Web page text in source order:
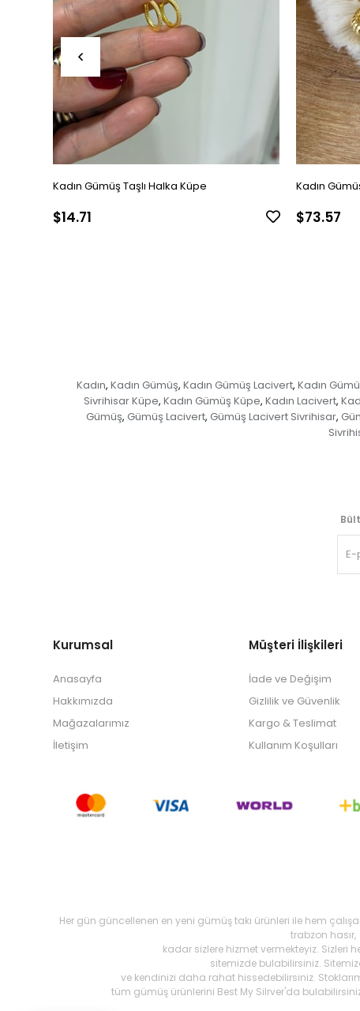
Kadın Gümüş Taşlı Halka Küpe
$14.71
Kadın
$73.57
Kadın, Kadın Gümüş, Kadın Gümüş Lacivert, Kadın
Sivrihisar Küpe, Kadın Gümüş Küpe, Kadın Lacivert,
Gümüş, Gümüş Lacivert, Gümüş Lacivert Sivrihisar,
Kurumsal
Anasayfa
Hakkımızda
Mağazalarımız
İletişim
Müşteri İlişkileri
İade ve Değişim
Gizlilik ve Güvenlik
Kargo & Teslimat
Kullanım Koşulları
Her gün güncellenen en yeni gümüş takı ürünleri ile hem
trabzon hasır,
kadar sizlere hizmet vermekteyiz. Sizleri
sitemizde bulabilirsiniz.
ve kendinizi daha rahat hissedebilirsiniz.
tüm gümüş ürünlerini Best My Silrver'da